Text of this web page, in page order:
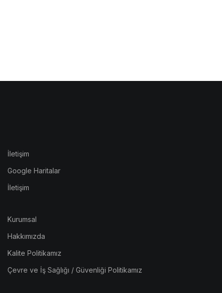
İletişim
Google Haritalar
İletişim
Kurumsal
Hakkımızda
Kalite Politikamız
Çevre ve İş Sağlığı / Güvenliği Politikamız